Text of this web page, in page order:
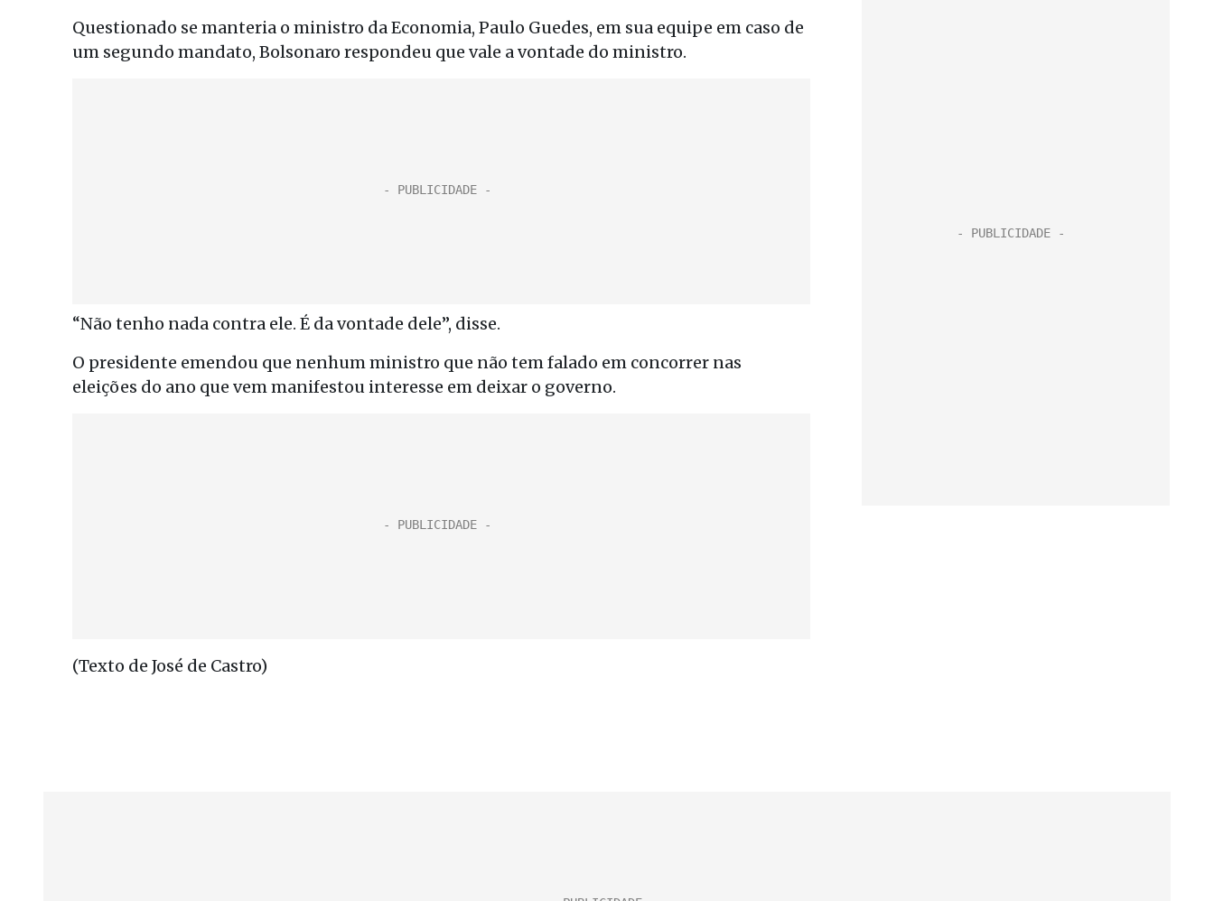
Questionado se manteria o ministro da Economia, Paulo Guedes, em sua equipe em caso de
um segundo mandato, Bolsonaro respondeu que vale a vontade do ministro.
“Não tenho nada contra ele. É da vontade dele”, disse.
O presidente emendou que nenhum ministro que não tem falado em concorrer nas
eleições do ano que vem manifestou interesse em deixar o governo.
(Texto de José de Castro)